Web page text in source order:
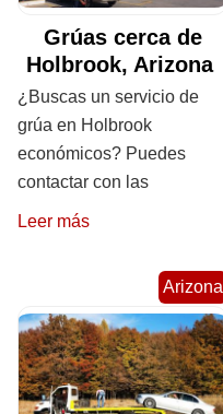
Grúas cerca de
Holbrook, Arizona
¿Buscas un servicio de
grúa en Holbrook
económicos? Puedes
contactar con las
Leer más
Arizona